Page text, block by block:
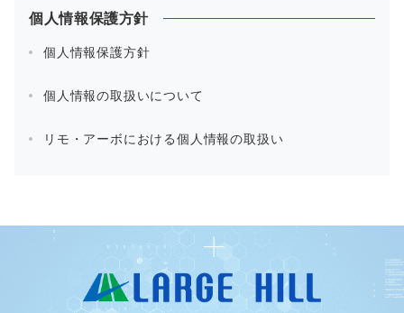
個人情報保護方針
個人情報保護方針
個人情報の取扱いについて
リモ・アーボにおける個人情報の取扱い